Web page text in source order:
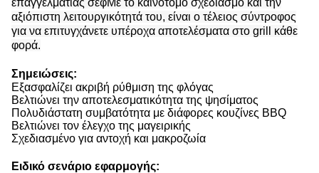
επαγγελματίας σεφΜε το καινοτόμο σχεδιασμό και την
αξιόπιστη λειτουργικότητά του, είναι ο τέλειος σύντροφος
για να επιτυγχάνετε υπέροχα αποτελέσματα στο grill κάθε
φορά.
Σημειώσεις:
Εξασφαλίζει ακριβή ρύθμιση της φλόγας
Βελτιώνει την αποτελεσματικότητα της ψησίματος
Πολυδιάστατη συμβατότητα με διάφορες κουζίνες BBQ
Βελτιώνει τον έλεγχο της μαγειρικής
Σχεδιασμένο για αντοχή και μακροζωία
Ειδικό σενάριο εφαρμογής: